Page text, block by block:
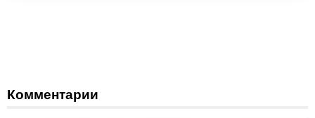
Комментарии